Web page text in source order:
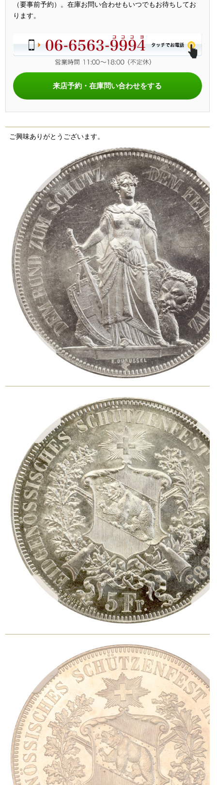
（要事前予約）。在庫お問い合わせもいつでもお待ちしてお
ります。
来店予約・在庫問い合わせをする
ご興味ありがとうございます。